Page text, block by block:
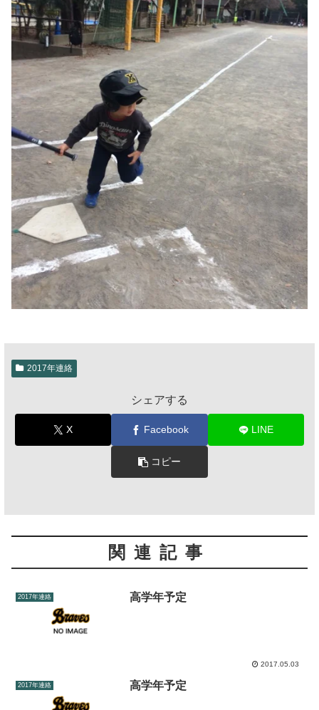
2017年連絡
シェアする
X Facebook LINE
コピー
関連記事
2017年連絡 高学年予定
2017.05.03
2017年連絡 高学年予定